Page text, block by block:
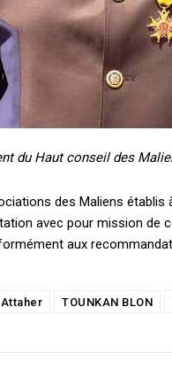
du Haut conseil des
des Maliens
avec pour mission de
aux
TOUNKAN BLON